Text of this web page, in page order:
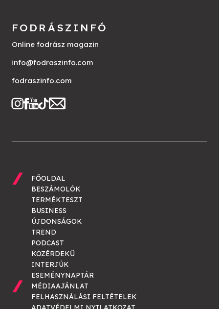
FODRÁSZINFÓ
Online fodrász magazin
info@fodraszinfo.com
fodraszinfo.com
FŐOLDAL
BESZÁMOLÓK
TERMÉKTESZT
BUSINESS
ÚJDONSÁGOK
TREND
PODCAST
KÖZÉRDEKŰ
INTERJÚK
ESEMÉNYNAPTÁR
MÉDIAAJÁNLAT
FELHASZNÁLÁSI FELTÉTELEK